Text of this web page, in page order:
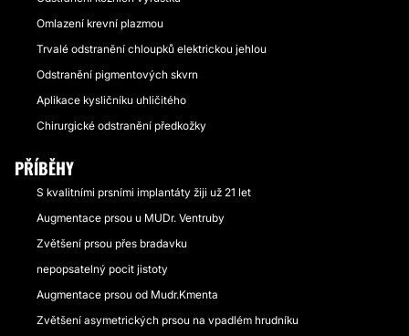
Omlazení krevní plazmou
Trvalé odstranění chloupků elektrickou jehlou
Odstranění pigmentových skvrn
Aplikace kysličníku uhličitého
Chirurgické odstranění předkožky
PŘÍBĚHY
S kvalitními prsními implantáty žiji už 21 let
Augmentace prsou u MUDr. Ventruby
Zvětšení prsou přes bradavku
nepopsatelný pocit jistoty
Augmentace prsou od Mudr.Kmenta
Zvětšení asymetrických prsou na vpadlém hrudníku